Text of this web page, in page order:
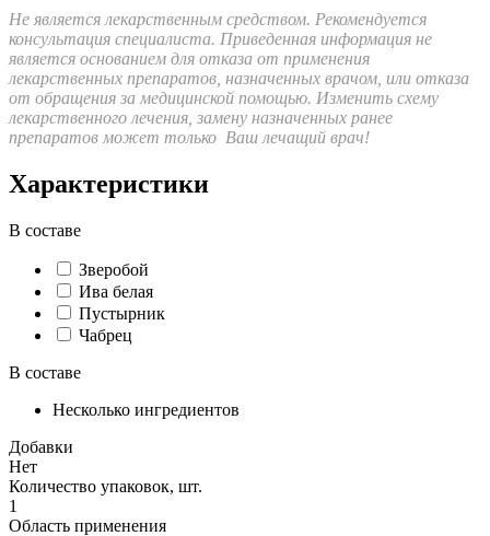
Не является лекарственным средством. Рекомендуется
консультация специалиста. Приведенная информация не
является основанием для отказа от применения
лекарственных препаратов, назначенных врачом, или отказа
от обращения за медицинской помощью. Изменить схему
лекарственного лечения, замену назначенных ранее
препаратов может только Ваш лечащий врач!
Характеристики
В составе
Зверобой
Ива белая
Пустырник
Чабрец
В составе
Несколько ингредиентов
Добавки
Нет
Количество упаковок, шт.
1
Область применения